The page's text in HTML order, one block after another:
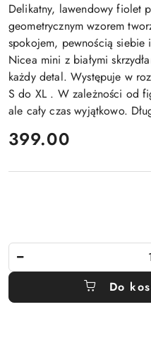
Delikatny, lawendowy fiolet
geometrycznym wzorem
spokojem, pewnością siebie
Nicea mini z białymi
każdy detal. Występuje w
S do XL . W zależności od
ale cały czas wyjątkowo.
cena:
399.00
Do